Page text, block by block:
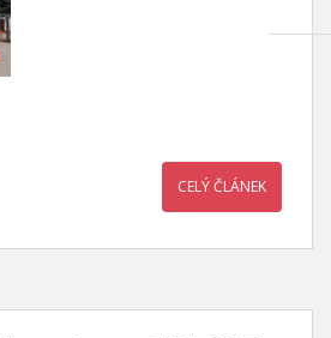
CELÝ ČLÁNEK